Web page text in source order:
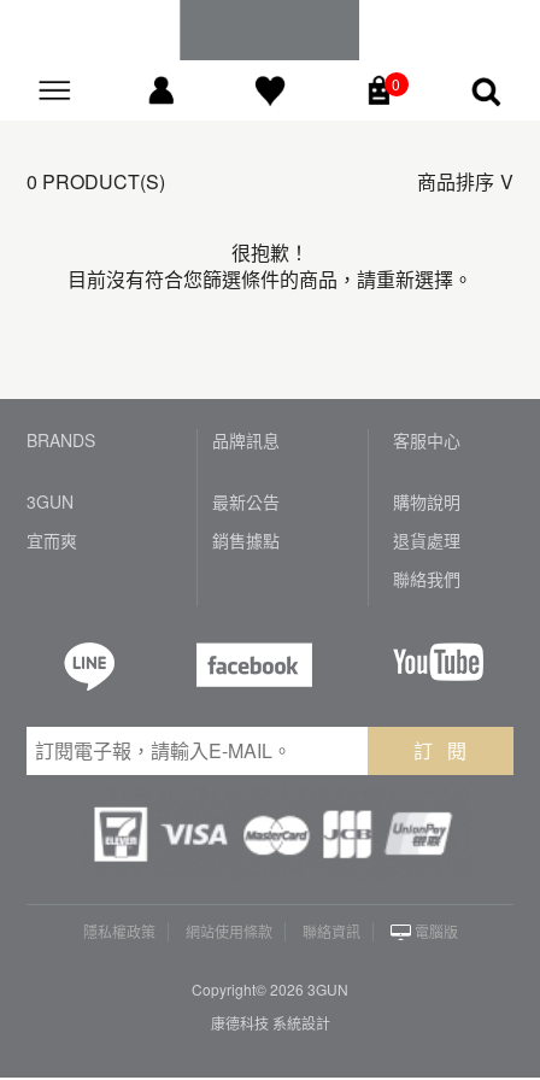
0
0 PRODUCT(S) 商品排序
很抱歉！
目前沒有符合您篩選條件的商品，請重新選擇。
BRANDS
3GUN
宜而爽
品牌訊息
最新公告
銷售據點
客服中心
購物說明
退貨處理
聯絡我們
訂 閱
隱私權政策 網站使用條款 聯絡資訊 電腦版
Copyright© 2026 3GUN
康德科技 系統設計